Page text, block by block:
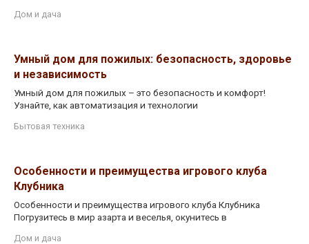
Дом и дача
Умный дом для пожилых: безопасность, здоровье
и независимость
Умный дом для пожилых – это безопасность и комфорт!
Узнайте, как автоматизация и технологии
Бытовая техника
Особенности и преимущества игрового клуба
Клубника
Особенности и преимущества игрового клуба Клубника
Погрузитесь в мир азарта и веселья, окунитесь в
Дом и дача